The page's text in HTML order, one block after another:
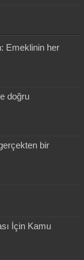
Emeklinin her
doğru
bir
İçin Kamu